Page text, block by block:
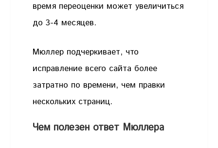
время переоценки может увеличиться
до 3-4 месяцев.
Мюллер подчеркивает, что
исправление всего сайта более
затратно по времени, чем правки
нескольких страниц.
Чем полезен ответ Мюллера